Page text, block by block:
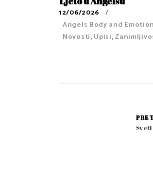
12/06/2026
Angels Body and
Novosti, Upisi,